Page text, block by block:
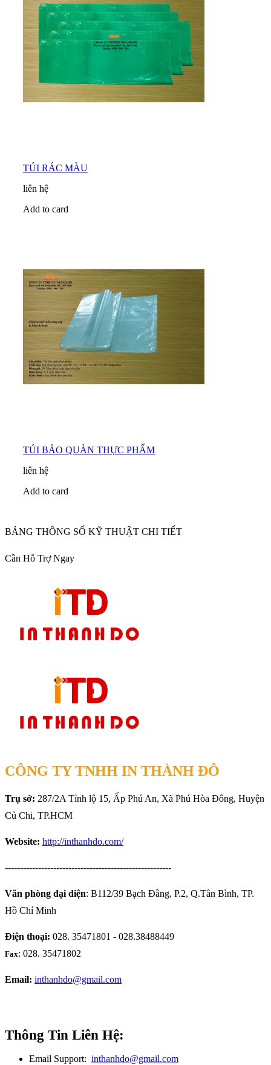
TÚI RÁC MÀU
liên hệ
Add to card
TÚI BẢO QUẢN THỰC PHẨM
liên hệ
Add to card
BẢNG THÔNG SỐ KỸ THUẬT CHI TIẾT
Cần Hỗ Trợ Ngay
CÔNG TY TNHH IN THÀNH ĐÔ
Trụ sở: 287/2A Tỉnh lộ 15, Ấp Phú An, Xã Phú Hòa Đông, Huyện
Củ Chi, TP.HCM
Website: http://inthanhdo.com/
-------------------------------------------------------
Văn phòng đại diện: B112/39 Bạch Đằng, P.2, Q.Tân Bình, TP.
Hồ Chí Minh
Điện thoại: 028. 35471801 - 028.38488449
Fax: 028. 35471802
Email: inthanhdo@gmail.com
Thông Tin Liên Hệ:
Email Support: inthanhdo@gmail.com